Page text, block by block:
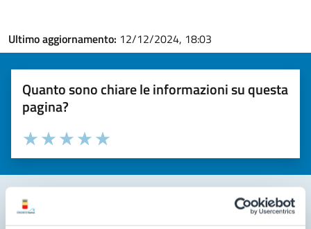
Ultimo aggiornamento: 12/12/2024, 18:03
Quanto sono chiare le informazioni su questa
pagina?
Valuta la chiarezza delle informazioni (da 1 a 5 stelle)
Seleziona il numero di stelle per valutare la chiarezza delle
Valuta 5 stelle su 5
Valuta 4 stelle su 5
Valuta 3 stelle su 5
Valuta 2 stelle su 5
Valuta 1 stelle su 5